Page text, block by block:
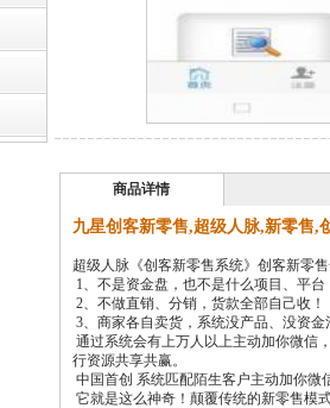
商品详情
九星创客新零售,超级人脉,新零售,
超级人脉《创客新零售系统》创客新零
1、不是资金盘，也不是什么项目、平
2、不做直销、分销，货款全部自己收！
3、商家各自卖货，系统没产品、没资
通过系统会有上万人以上主动加你微信
行资源共享共赢。
中国首创 系统匹配陌生客户主动加你微
它就是这么神奇！颠覆传统的新零售模